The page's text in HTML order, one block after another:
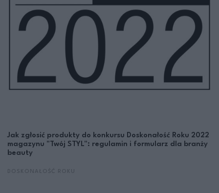
Jak zgłosić produkty do konkursu Doskonałość Roku 2022
magazynu "Twój STYL": regulamin i formularz dla branży
beauty